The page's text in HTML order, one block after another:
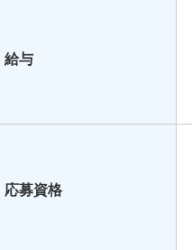
給与
応募資格